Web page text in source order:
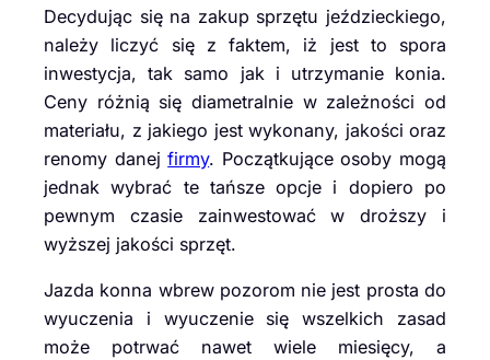
Decydując się na zakup sprzętu jeździeckiego,
należy liczyć się z faktem, iż jest to spora
inwestycja, tak samo jak i utrzymanie konia.
Ceny różnią się diametralnie w zależności od
materiału, z jakiego jest wykonany, jakości oraz
renomy danejfirmy. Początkujące osoby mogą
jednak wybrać te tańsze opcje i dopiero po
pewnym czasie zainwestować w droższy i
wyższej jakości sprzęt.
Jazda konna wbrew pozorom nie jest prosta do
wyuczenia i wyuczenie się wszelkich zasad
może potrwać nawet wiele miesięcy, a